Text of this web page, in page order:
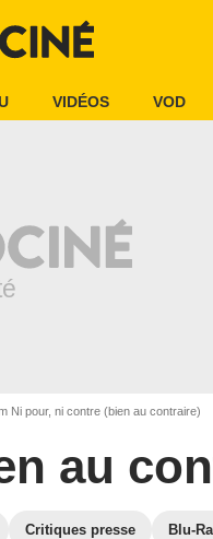
VIDÉOS VOD
Ni pour, ni contre (bien au contraire)
au
Critiques presse Blu-